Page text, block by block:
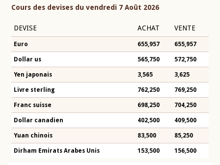
Cours des devises du vendredi 7 Août 2026
DEVISE ACHAT VENTE
Euro 655,957 655,957
Dollar us 565,750 572,750
Yen japonais 3,565 3,625
Livre sterling 762,250 769,250
Franc suisse 698,250 704,250
Dollar canadien 402,500 409,500
Yuan chinois 83,500 85,250
Dirham Emirats Arabes Unis 153,500 156,500